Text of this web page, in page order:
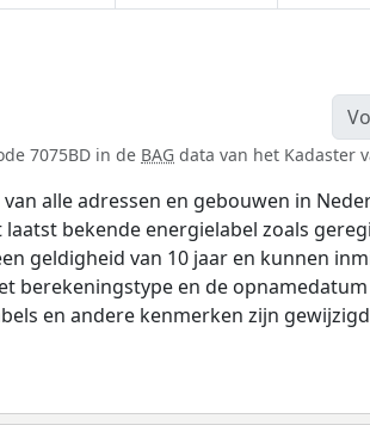
7075BD in de BAG data van het Kadaster
alle adressen en gebouwen in
bekende energielabel zoals
geldigheid van 10 jaar en kunnen
berekeningstype en de
en andere kenmerken zijn